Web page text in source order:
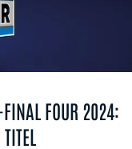
FOUR 2024: